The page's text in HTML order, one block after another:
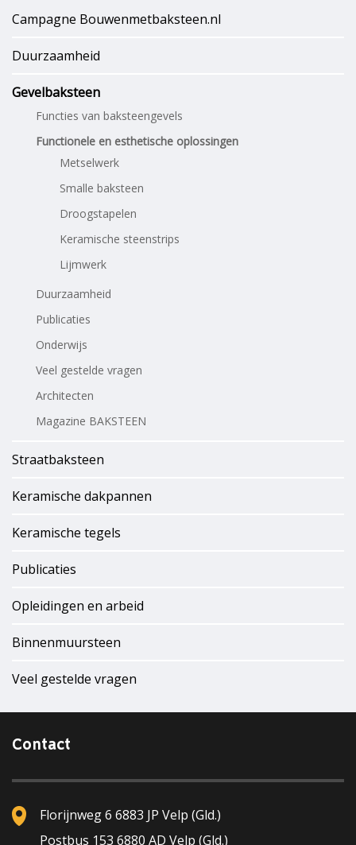
Campagne Bouwenmetbaksteen.nl
Duurzaamheid
Gevelbaksteen
Functies van baksteengevels
Functionele en esthetische oplossingen
Metselwerk
Smalle baksteen
Droogstapelen
Keramische steenstrips
Lijmwerk
Duurzaamheid
Publicaties
Onderwijs
Veel gestelde vragen
Architecten
Magazine BAKSTEEN
Straatbaksteen
Keramische dakpannen
Keramische tegels
Publicaties
Opleidingen en arbeid
Binnenmuursteen
Veel gestelde vragen
Contact
Florijnweg 6 6883 JP Velp (Gld.)
Postbus 153 6880 AD Velp (Gld.)